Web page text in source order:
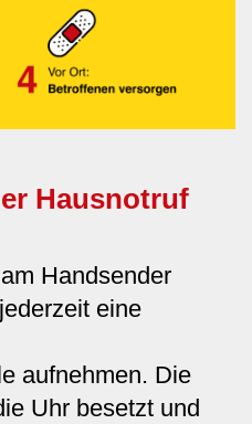
Hausnotruf
Handsender
eine
aufnehmen. Die
Uhr besetzt und